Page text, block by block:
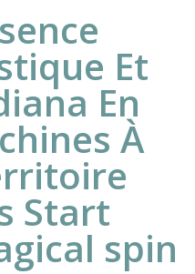
Et
En
À
Start
spin